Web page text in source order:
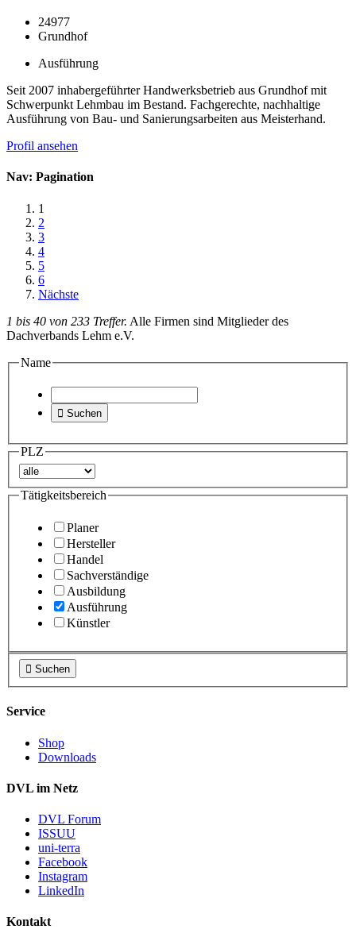
24977
Grundhof
Ausführung
Seit 2007 inhabergeführter Handwerksbetrieb aus Grundhof mit
Schwerpunkt Lehmbau im Bestand. Fachgerechte, nachhaltige
Ausführung von Bau- und Sanierungsarbeiten aus Meisterhand.
Profil ansehen
Nav: Pagination
1
2
3
4
5
6
Nächste
1 bis 40 von 233 Treffer. Alle Firmen sind Mitglieder des
Dachverbands Lehm e.V.
Name
 Suchen
PLZ
Tätigkeitsbereich
Planer
Hersteller
Handel
Sachverständige
Ausbildung
Ausführung
Künstler
 Suchen
Service
Shop
Downloads
DVL im Netz
DVL Forum
ISSUU
uni-terra
Facebook
Instagram
LinkedIn
Kontakt